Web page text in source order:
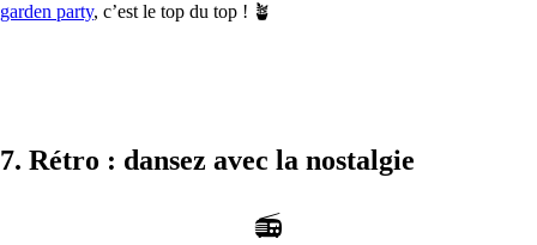
garden party, c’est le top du top ! 🪴
7. Rétro : dansez avec la nostalgie
📻